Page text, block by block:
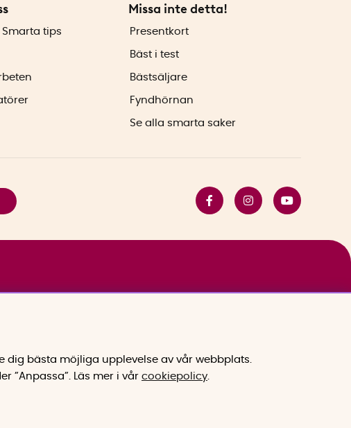
Smarta tips
Missa inte detta!
Presentkort
Bäst i test
Bästsäljare
Fyndhörnan
Se alla smarta saker
bästa möjliga upplevelse av vår webbplats.
”Anpassa”.
Läs mer i vår cookiepolicy